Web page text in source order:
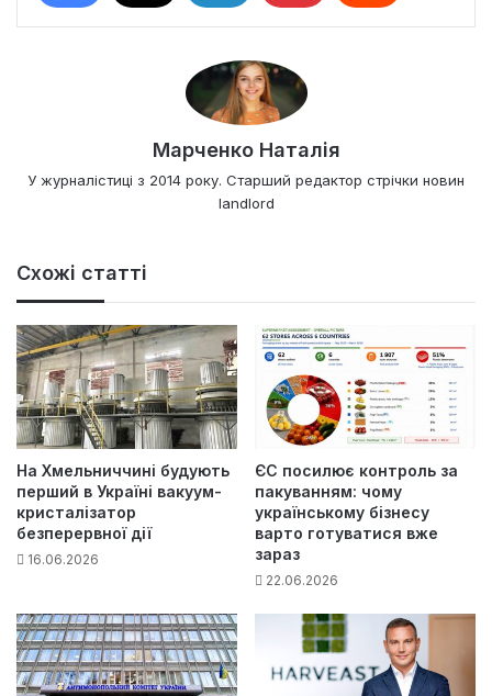
Марченко Наталія
У журналістиці з 2014 року. Старший редактор стрічки новин
landlord
Схожі статті
На Хмельниччині будують
перший в Україні вакуум-
кристалізатор
безперервної дії
16.06.2026
ЄС посилює контроль за
пакуванням: чому
українському бізнесу
варто готуватися вже
зараз
22.06.2026